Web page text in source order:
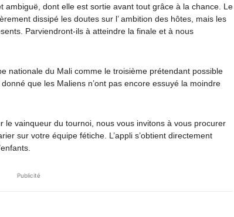
ambiguë, dont elle est sortie avant tout grâce à la chance. Le
dissipé les doutes sur l’ ambition des hôtes, mais les
Parviendront-ils à atteindre la finale et à nous
nationale du Mali comme le troisième prétendant possible
que les Maliens n’ont pas encore essuyé la moindre
le vainqueur du tournoi, nous vous invitons à vous procurer
sur votre équipe fétiche. L’appli s’obtient directement
Publicité